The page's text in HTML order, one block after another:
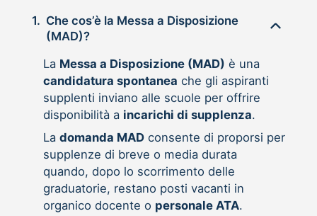
1. Che cos’è la Messa a Disposizione
(MAD)?
La Messa a Disposizione (MAD) è una
candidatura spontanea che gli aspiranti
supplenti inviano alle scuole per offrire
disponibilità a incarichi di supplenza.
La domanda MADconsente di proporsi per
supplenze di breve o media durata
quando, dopo lo scorrimento delle
graduatorie, restano posti vacanti in
organico docente o personale ATA.